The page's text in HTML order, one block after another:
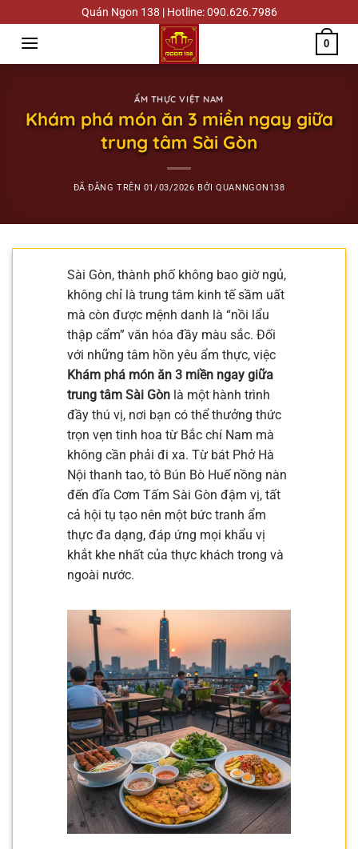
đến
dung
Quán Ngon 138 | Hotline: 090.626.7986
0
ẨM THỰC VIỆT NAM
Khám phá món ăn 3 miền ngay giữa
trung tâm Sài Gòn
ĐÃ ĐĂNG TRÊN 01/03/2026 BỞIQUANNGON138
Sài Gòn, thành phố không bao giờ ngủ,
không chỉ là trung tâm kinh tế sầm uất
mà còn được mệnh danh là “nồi lẩu
thập cẩm” văn hóa đầy màu sắc. Đối
với những tâm hồn yêu ẩm thực, việc
Khám phá món ăn 3 miền ngay giữa
trung tâm Sài Gòn là một hành trình
đầy thú vị, nơi bạn có thể thưởng thức
trọn vẹn tinh hoa từ Bắc chí Nam mà
không cần phải đi xa. Từ bát Phở Hà
Nội thanh tao, tô Bún Bò Huế nồng nàn
đến đĩa Cơm Tấm Sài Gòn đậm vị, tất
cả hội tụ tạo nên một bức tranh ẩm
thực đa dạng, đáp ứng mọi khẩu vị
khắt khe nhất của thực khách trong và
ngoài nước.